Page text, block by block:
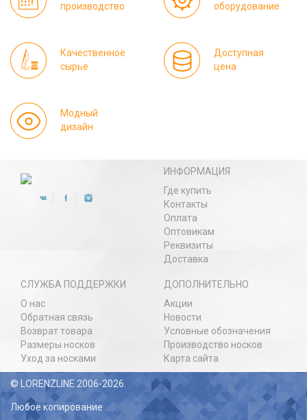
производство
оборудование
Качественное
сырье
Доступная
цена
Модный
дизайн
ИНФОРМАЦИЯ
Где купить
Контакты
Оплата
Оптовикам
Реквизиты
Доставка
СЛУЖБА ПОДДЕРЖКИ
О нас
Обратная связь
Возврат товара
Размеры носков
Уход за носками
ДОПОЛНИТЕЛЬНО
Акции
Новости
Условные обозначения
Производство носков
Карта сайта
© LORENZLINE 2006-2026.
Любое копирование